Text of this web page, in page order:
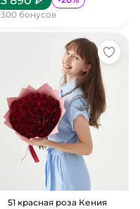
300 бонусов
51 красная роза Кения